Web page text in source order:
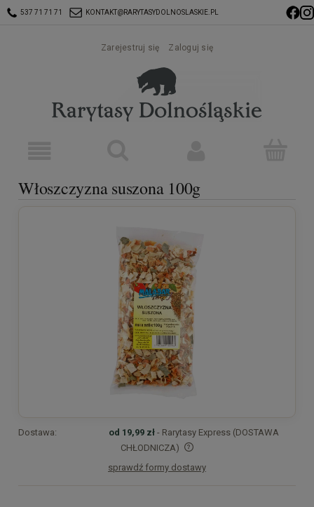
537 71 71 71 KONTAKT@RARYTASYDOLNOSLASKIE.PL
Zarejestruj się Zaloguj się
Włoszczyzna suszona 100g
Dostawa: od 19,99 zł - Rarytasy Express (DOSTAWA
CHŁODNICZA)
Cena nie zawiera ewentualnych kosztów płatności
sprawdź formy dostawy